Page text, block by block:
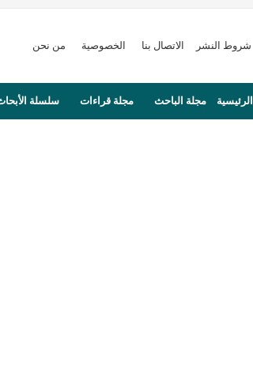
شروط النشر الاتصال بنا الخصوصية من نحن
الرئيسية مجلة الباحث مجلة قراءات سلسلة